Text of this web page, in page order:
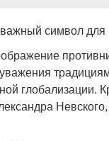
символ
глобализации.